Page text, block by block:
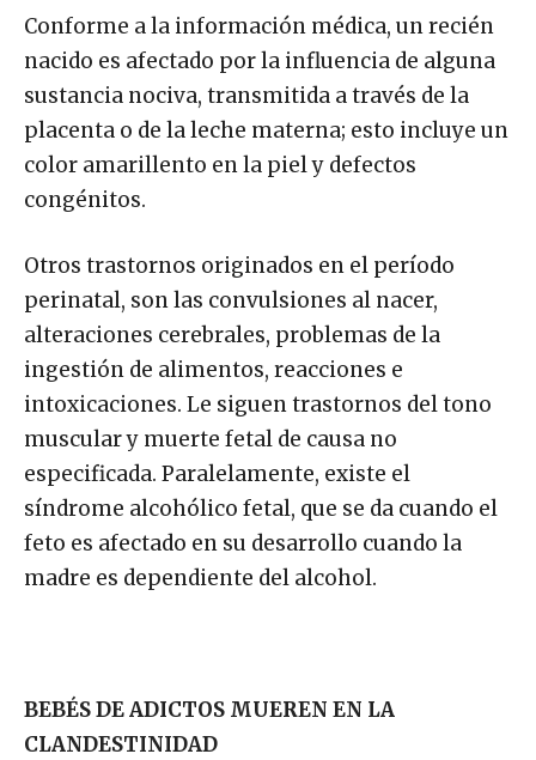
Conforme a la información médica, un recién
nacido es afectado por la influencia de alguna
sustancia nociva, transmitida a través de la
placenta o de la leche materna; esto incluye un
color amarillento en la piel y defectos
congénitos.
Otros trastornos originados en el período
perinatal, son las convulsiones al nacer,
alteraciones cerebrales, problemas de la
ingestión de alimentos, reacciones e
intoxicaciones. Le siguen trastornos del tono
muscular y muerte fetal de causa no
especificada. Paralelamente, existe el
síndrome alcohólico fetal, que se da cuando el
feto es afectado en su desarrollo cuando la
madre es dependiente del alcohol.
BEBÉS DE ADICTOS MUEREN EN LA
CLANDESTINIDAD